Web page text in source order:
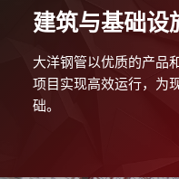
建筑与基础设
大洋钢管以优质的产品
项目实现高效运行，为
础。